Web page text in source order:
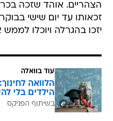
הצהריים. אוהד שזכה
יזכו בהגרלה ויוכלו
עוד בוואלה
הלוואה
הילדים בלי
בשיתוף הפניקס